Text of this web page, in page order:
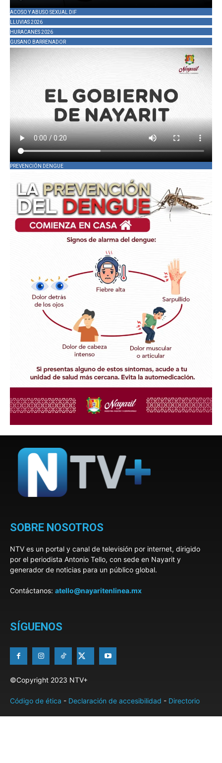
ACOSO Y ABUSO SEXUAL DIF
LLUVIAS 2026
HURACANES 2026
GUSANO BARRENADOR
PREVENCIÓN DENGUE
SOBRE NOSOTROS
NTV es un portal y canal de televisión por internet, dirigido
por el periodista Antonio Tello, con sede en Nayarit y
generador de noticias para un público global.
Contáctanos: atello@nayaritenlinea.mx
SÍGUENOS
©Copyright 2023 NTV+
Código de ética - Declaración de accesibilidad - Directorio